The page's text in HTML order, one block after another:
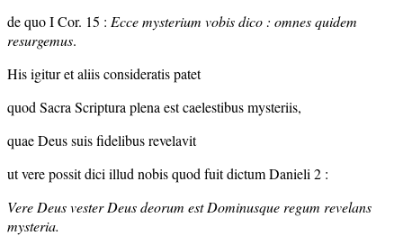
de quo I Cor. 15 : Ecce mysterium vobis dico : omnes quidem
resurgemus.
His igitur et aliis consideratis patet
quod Sacra Scriptura plena est caelestibus mysteriis,
quae Deus suis fidelibus revelavit
ut vere possit dici illud nobis quod fuit dictum Danieli 2 :
Vere Deus vester Deus deorum est Dominusque regum revelans
mysteria.